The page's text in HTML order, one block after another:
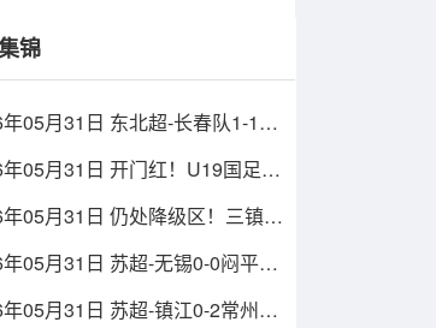
锦
05月31日 东北超-长春队1-1战
05月31日 开门红！U19国足1-
U23
05月31日 仍处降级区！三镇1-
平
05月31日 苏超-无锡0-0闷平南
05月31日 苏超-镇江0-2常州吞